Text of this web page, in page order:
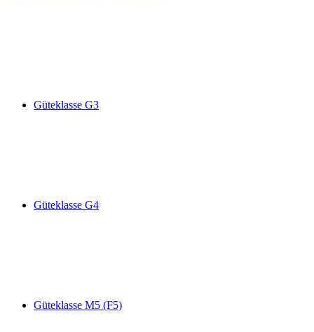
Güteklasse G3
Güteklasse G4
Güteklasse M5 (F5)